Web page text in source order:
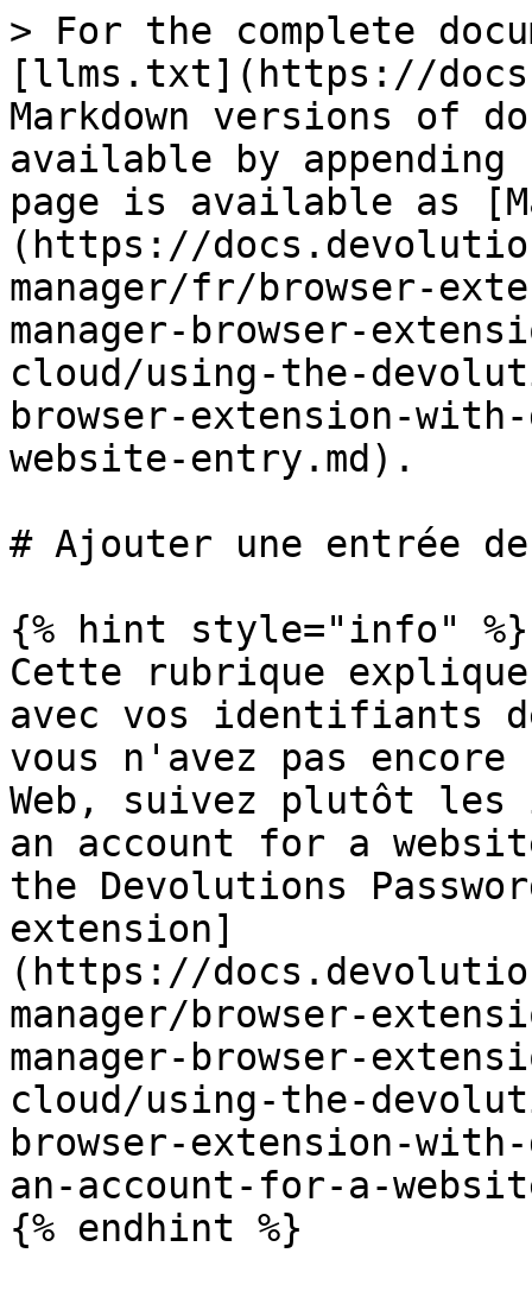
> For the complete
[llms.txt](https://
Markdown versions of
available by
page is available as
(https://
manager/fr/browser-
manager-browser-
cloud/using-the-
browser-extension-
website-entry.md).
# Ajouter une entrée
{% hint style="info" %}
Cette rubrique explique
avec vos identifiants
vous n'avez pas
Web, suivez plutôt les
an account for a
the Devolutions
extension]
(https://
manager/browser-
manager-browser-
cloud/using-the-
browser-extension-
an-account-for-a-
{% endhint %}